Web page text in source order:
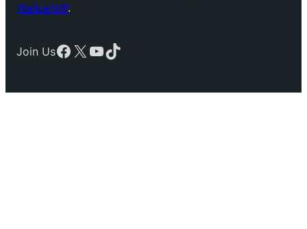
WalkerWP.
Join UsFacebook
X YouTube
TikTok